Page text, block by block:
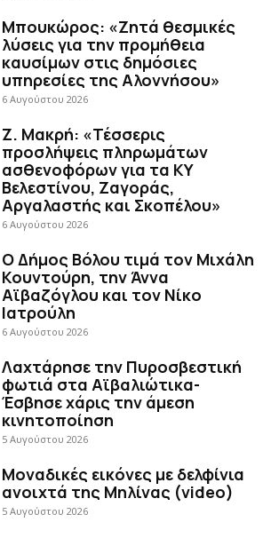
Μπουκώρος: «Ζητά θεσμικές
λύσεις για την προμήθεια
καυσίμων στις δημόσιες
υπηρεσίες της Αλοννήσου»
6 Αυγούστου 2026
Ζ. Μακρή: «Τέσσερις
προσλήψεις πληρωμάτων
ασθενοφόρων για τα ΚΥ
Βελεστίνου, Ζαγοράς,
Αργαλαστής και Σκοπέλου»
6 Αυγούστου 2026
Ο Δήμος Βόλου τιμά τον Μιχάλη
Κουντούρη, την Άννα
Αϊβαζόγλου και τον Νίκο
Ιατρούλη
6 Αυγούστου 2026
Λαχτάρησε την Πυροσβεστική
φωτιά στα Αϊβαλιώτικα-
Έσβησε χάρις την άμεση
κινητοποίηση
5 Αυγούστου 2026
Μοναδικές εικόνες με δελφίνια
ανοιχτά της Μηλίνας (video)
5 Αυγούστου 2026